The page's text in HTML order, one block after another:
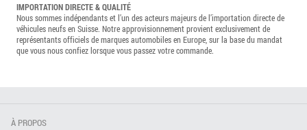
IMPORTATION DIRECTE & QUALITÉ
Nous sommes indépendants et l’un des acteurs majeurs de l’importation directe de
véhicules neufs en Suisse. Notre approvisionnement provient exclusivement de
représentants officiels de marques automobiles en Europe, sur la base du mandat
que vous nous confiez lorsque vous passez votre commande.
À PROPOS